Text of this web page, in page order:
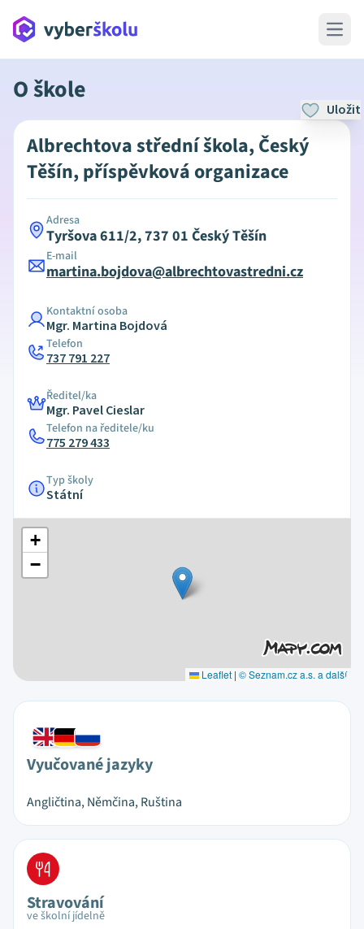
Open
O škole
Uložit
Albrechtova střední škola, Český
Těšín, příspěvková organizace
Adresa
Tyršova 611/2, 737 01 Český Těšín
E-mail
martina.bojdova@albrechtovastredni.cz
Kontaktní osoba
Mgr. Martina Bojdová
Telefon
737 791 227
Ředitel/ka
Mgr. Pavel Cieslar
Telefon na ředitele/ku
775 279 433
Typ školy
Státní
+
−
Leaflet | © Seznam.cz a.s. a další
Vyučované jazyky
Angličtina, Němčina, Ruština
Stravování
ve školní jídelně